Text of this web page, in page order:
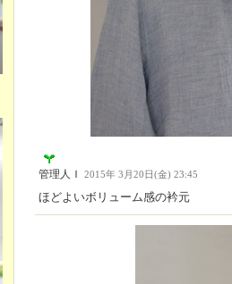
管理人Ｉ 2015年 3月20日(金) 23:45
ほどよいボリューム感の衿元